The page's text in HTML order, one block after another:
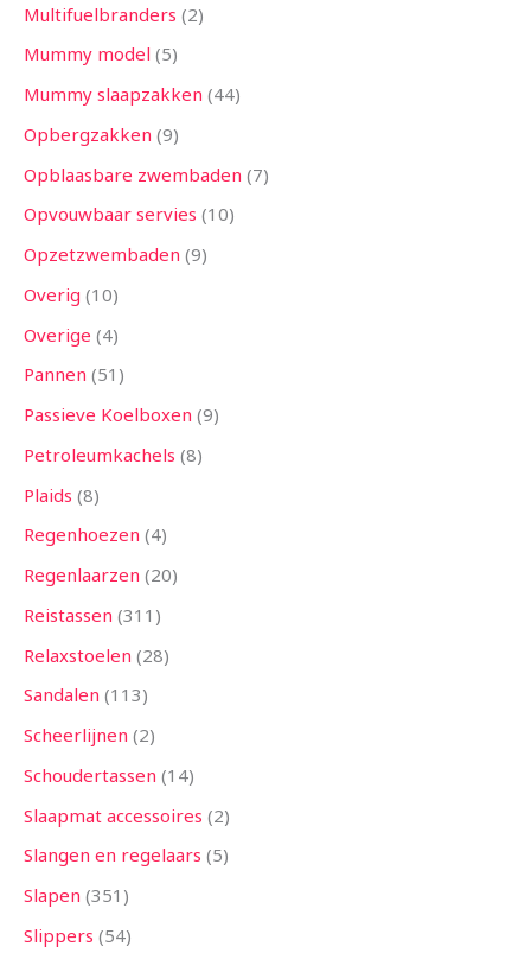
Multifuelbranders 2
Mummy model 5
Mummy slaapzakken 44
Opbergzakken 9
Opblaasbare zwembaden 7
Opvouwbaar servies 10
Opzetzwembaden 9
Overig 10
Overige 4
Pannen 51
Passieve Koelboxen 9
Petroleumkachels 8
Plaids 8
Regenhoezen 4
Regenlaarzen 20
Reistassen 311
Relaxstoelen 28
Sandalen 113
Scheerlijnen 2
Schoudertassen 14
Slaapmat accessoires 2
Slangen en regelaars 5
Slapen 351
Slippers 54